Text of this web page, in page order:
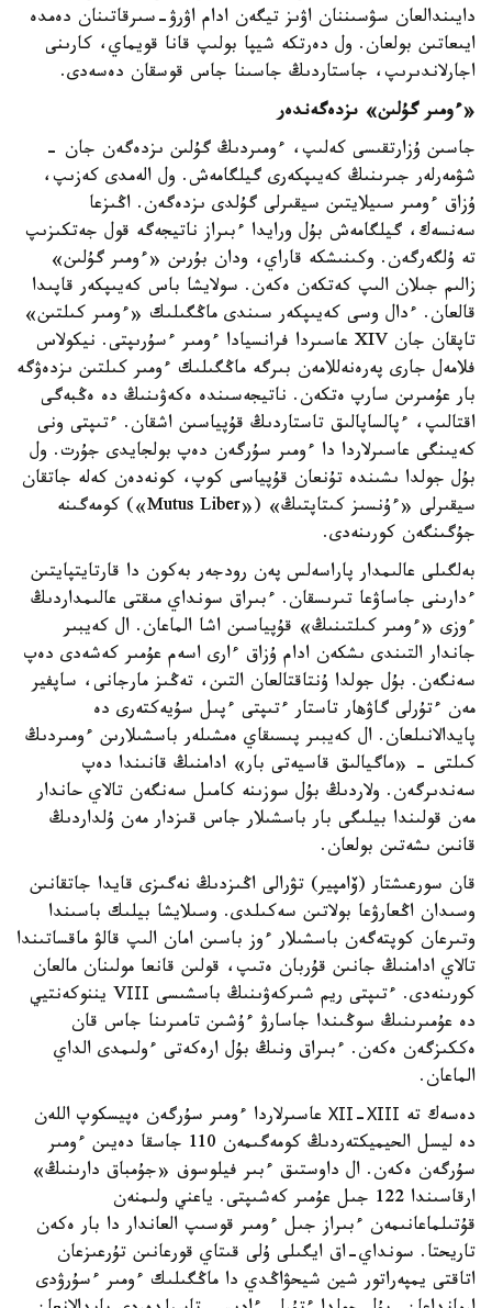
دايىندالعان سۋسىننان اۋىز تيگەن ادام اۋرۋ-سىرقاتىنان دەمدە
ايىعاتىن بولعان. ول دەرتكە شيپا بولىپ قانا قويماي، كارىنى
اجارلاندىرىپ، جاستاردىڭ جاسىنا جاس قوسقان دەسەدى.
«ءومىر گۇلىن» ىزدەگەندەر
جاسىن ۇزارتقىسى كەلىپ، ءومىردىڭ گۇلىن ىزدەگەن جان -
شۋمەرلەر جىرىنىڭ كەيىپكەرى گيلگامەش. ول الەمدى كەزىپ،
ۇزاق ءومىر سىيلايتىن سيقىرلى گۇلدى ىزدەگەن. اڭىزعا
سەنسەك، گيلگامەش بۇل ورايدا ءبىراز ناتيجەگە قول جەتكىزىپ
تە ۇلگەرگەن. وكىنىشكە قاراي، ودان بۇرىن «ءومىر گۇلىن»
زالىم جىلان الىپ كەتكەن ەكەن. سولايشا باس كەيىپكەر قاپىدا
قالعان. ءدال وسى كەيىپكەر سىندى ماڭگىلىك «ءومىر كىلتىن»
تاپقان جان XIV عاسىردا فرانسيادا ءومىر ءسۇرىپتى. نيكولاس
فلامەل جارى پەرەنەللامەن بىرگە ماڭگىلىك ءومىر كىلتىن ىزدەۋگە
بار عۇمىرىن سارپ ەتكەن. ناتيجەسىندە ەكەۋىنىڭ دە ەڭبەگى
اقتالىپ، ءپالساپالىق تاستاردىڭ قۇپياسىن اشقان. ءتىپتى ونى
كەيىنگى عاسىرلاردا دا ءومىر سۇرگەن دەپ بولجايدى جۇرت. ول
بۇل جولدا ىشىندە تۇنعان قۇپياسى كوپ، كونەدەن كەلە جاتقان
سيقىرلى «ءۇنسىز كىتاپتىڭ» («Mutus Liber») كومەگىنە
جۇگىنگەن كورىنەدى.
بەلگىلى عالىمدار پاراسەلس پەن رودجەر بەكون دا قارتايتپايتىن
ءدارىنى جاساۋعا تىرىسقان. ءبىراق سونداي مىقتى عالىمداردىڭ
ءوزى «ءومىر كىلتىنىڭ» قۇپياسىن اشا الماعان. ال كەيبىر
جاندار التىندى ىشكەن ادام ۇزاق ءارى اسەم عۇمىر كەشەدى دەپ
سەنگەن. بۇل جولدا ۇنتاقتالعان التىن، تەڭىز مارجانى، ساپفير
مەن ءتۇرلى گاۋهار تاستار ءتىپتى ءپىل سۇيەكتەرى دە
پايدالانىلعان. ال كەيبىر پىسىقاي ەمشىلەر باسشىلارىن ءومىردىڭ
كىلتى - «ماگيالىق قاسيەتى بار» ادامنىڭ قانىندا دەپ
سەندىرگەن. ولاردىڭ بۇل سوزىنە كامىل سەنگەن تالاي حاندار
مەن قولىندا بيلىگى بار باسشىلار جاس قىزدار مەن ۇلداردىڭ
قانىن ىشەتىن بولعان.
قان سورعىشتار (ۆامپير) تۋرالى اڭىزدىڭ نەگىزى قايدا جاتقانىن
وسىدان اڭعارۋعا بولاتىن سەكىلدى. وسىلايشا بيلىك باسىندا
وتىرعان كوپتەگەن باسشىلار ءوز باسىن امان الىپ قالۋ ماقساتىندا
تالاي ادامنىڭ جانىن قۇربان ەتىپ، قولىن قانعا مولىنان مالعان
كورىنەدى. ءتىپتى ريم شىركەۋىنىڭ باسشىسى VІІІ يننوكەنتيي
دە عۇمىرىنىڭ سوڭىندا جاسارۋ ءۇشىن تامىرىنا جاس قان
ەككىزگەن ەكەن. ءبىراق ونىڭ بۇل ارەكەتى ءولىمدى الداي
الماعان.
دەسەك تە ХІІ-ХІІІ عاسىرلاردا ءومىر سۇرگەن ەپيسكوپ اللەن
دە ليسل الحيميكتەردىڭ كومەگىمەن 110 جاسقا دەيىن ءومىر
سۇرگەن ەكەن. ال داوستىق ءبىر فيلوسوف «جۇمباق دارىنىڭ»
ارقاسىندا 122 جىل عۇمىر كەشىپتى. ياعني ولىمنەن
قۇتىلماعانىمەن ءبىراز جىل ءومىر قوسىپ العاندار دا بار ەكەن
تاريحتا. سونداي-اق ايگىلى ۇلى قىتاي قورعانىن تۇرعىزعان
اتاقتى يمپەراتور شين شيحۋاڭدي دا ماڭگىلىك ءومىر ءسۇرۋدى